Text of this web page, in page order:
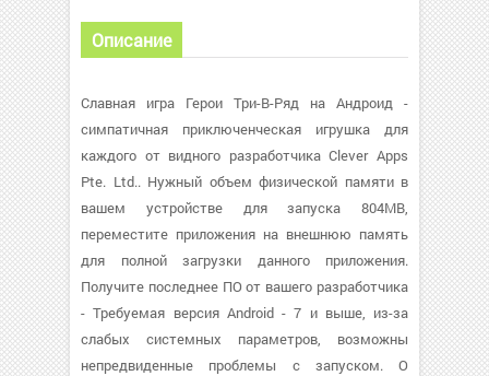
Описание
Славная игра Герои Три-В-Ряд на Андроид -
симпатичная приключенческая игрушка для
каждого от видного разработчика Clever Apps
Pte. Ltd.. Нужный объем физической памяти в
вашем устройстве для запуска 804MB,
переместите приложения на внешнюю память
для полной загрузки данного приложения.
Получите последнее ПО от вашего разработчика
- Требуемая версия Android - 7 и выше, из-за
слабых системных параметров, возможны
непредвиденные проблемы с запуском. О